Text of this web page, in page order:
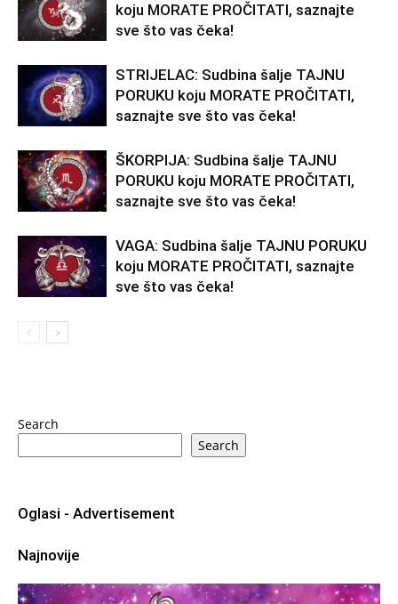
koju MORATE PROČITATI, saznajte
sve što vas čeka!
STRIJELAC: Sudbina šalje TAJNU
PORUKU koju MORATE PROČITATI,
saznajte sve što vas čeka!
ŠKORPIJA: Sudbina šalje TAJNU
PORUKU koju MORATE PROČITATI,
saznajte sve što vas čeka!
VAGA: Sudbina šalje TAJNU PORUKU
koju MORATE PROČITATI, saznajte
sve što vas čeka!
Search
Search
Oglasi - Advertisement
Najnovije